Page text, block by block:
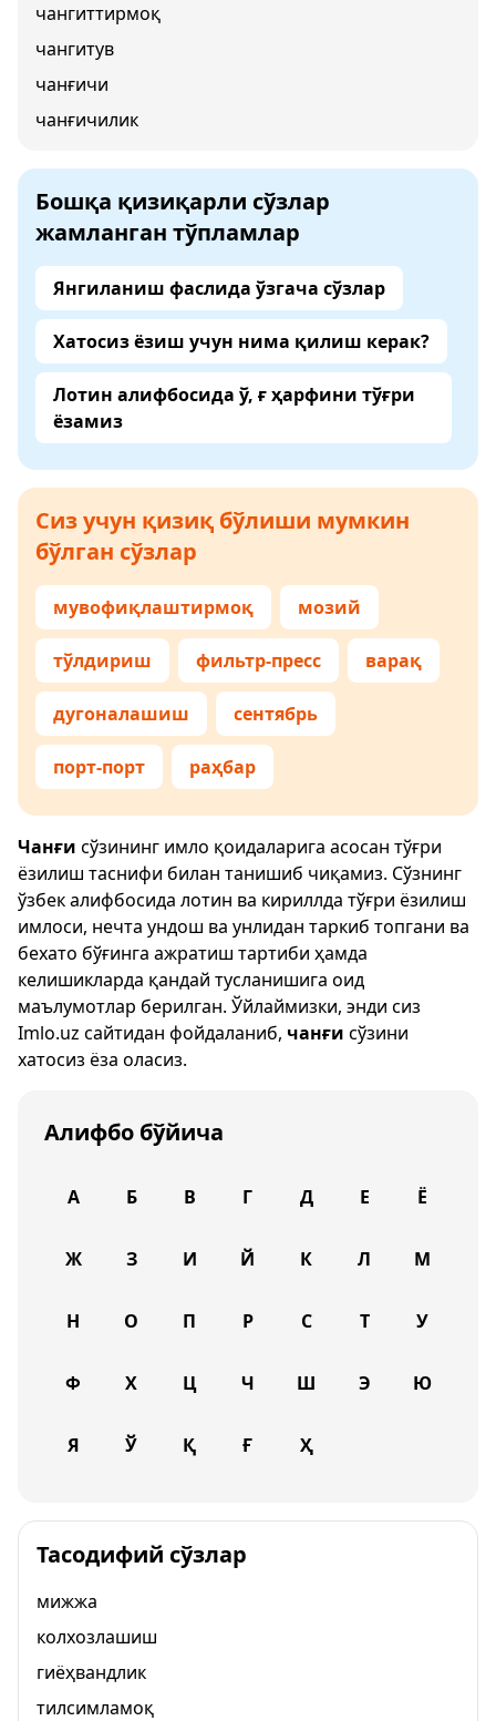
чангиттирмоқ
чангитув
чанғичи
чанғичилик
Бошқа қизиқарли сўзлар
жамланган тўпламлар
Янгиланиш фаслида ўзгача сўзлар
Хатосиз ёзиш учун нима қилиш керак?
Лотин алифбосида ў, ғ ҳарфини тўғри
ёзамиз
Сиз учун қизиқ бўлиши мумкин
бўлган сўзлар
мувофиқлаштирмоқ мозий
тўлдириш фильтр-пресс варақ
дугоналашиш сентябрь
порт-порт раҳбар
Чанғи сўзининг имло қоидаларига асосан тўғри
ёзилиш таснифи билан танишиб чиқамиз. Сўзнинг
ўзбек алифбосида лотин ва кириллда тўғри ёзилиш
имлоси, нечта ундош ва унлидан таркиб топгани ва
бехато бўғинга ажратиш тартиби ҳамда
келишикларда қандай тусланишига оид
маълумотлар берилган. Ўйлаймизки, энди сиз
Imlo.uz сайтидан фойдаланиб, чанғи сўзини
хатосиз ёза оласиз.
Алифбо бўйича
А Б В Г Д Е Ё
Ж З И Й К Л М
Н О П Р С Т У
Ф Х Ц Ч Ш Э Ю
Я Ў Қ Ғ Ҳ
Тасодифий сўзлар
мижжа
колхозлашиш
гиёҳвандлик
тилсимламоқ